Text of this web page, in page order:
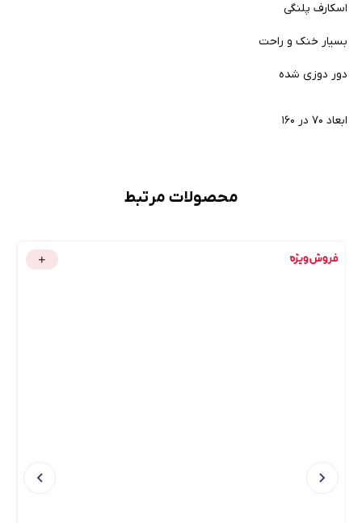
اسکارف پلنگی
بسیار خنک و راحت
دور دوزی شده
ابعاد ۷۰ در ۱۶۰
محصولات مرتبط